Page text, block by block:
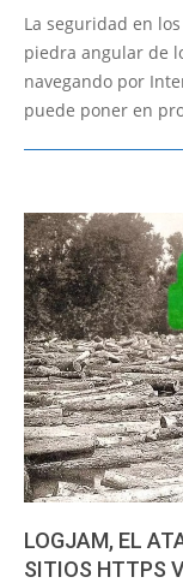
08-
04
La seguridad en
piedra angular de
navegando por
puede poner en
LOGJAM, EL
SITIOS HTTPS